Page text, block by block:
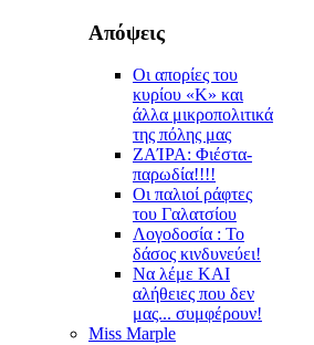
Απόψεις
Οι απορίες του
κυρίου «Κ» και
άλλα μικροπολιτικά
της πόλης μας
ZAΊΡΑ: Φιέστα-
παρωδία!!!!
Οι παλιοί ράφτες
του Γαλατσίου
Λογοδοσία : Το
δάσος κινδυνεύει!
Να λέμε ΚΑΙ
αλήθειες που δεν
μας... συμφέρουν!
Miss Marple